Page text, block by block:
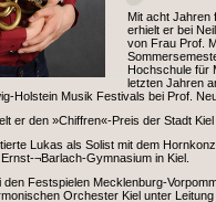
Mit acht Jahren
erhielt er bei
von Frau Prof.
Hochschule für
letzten Jahren
Holstein Musik Festivals bei Prof.
er den »Chiffren«-Preis der Stadt Kiel
Lukas als Solist mit dem
¬Barlach-Gymnasium in Kiel.
den Festspielen Mecklenburg-
Orchester Kiel unter